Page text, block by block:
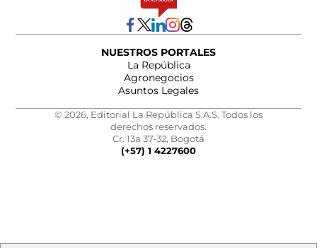
NUESTROS PORTALES
La República
Agronegocios
Asuntos Legales
© 2026, Editorial La República S.A.S. Todos los
derechos reservados.
Cr. 13a 37-32, Bogotá
(+57) 1 4227600